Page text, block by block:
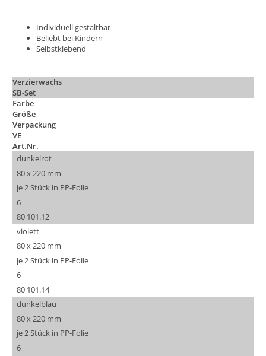
Individuell gestaltbar
Beliebt bei Kindern
Selbstklebend
Verzierwachs
SB-Set
Farbe
Größe
Verpackung
VE
Art.Nr.
dunkelrot
80 x 220 mm
je 2 Stück in PP-Folie
6
80 101.12
violett
80 x 220 mm
je 2 Stück in PP-Folie
6
80 101.14
dunkelblau
80 x 220 mm
je 2 Stück in PP-Folie
6